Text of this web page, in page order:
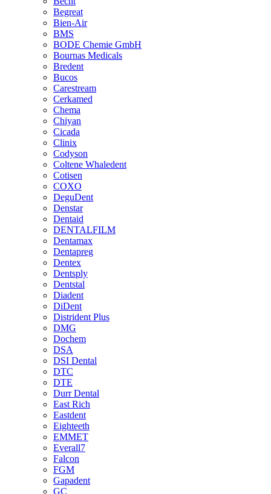
Begreat
Bien-Air
BMS
BODE Chemie GmbH
Bournas Medicals
Bredent
Bucos
Carestream
Cerkamed
Chema
Chiyan
Cicada
Clinix
Codyson
Coltene Whaledent
Cotisen
COXO
DeguDent
Denstar
Dentaid
DENTALFILM
Dentamax
Dentapreg
Dentex
Dentsply
Dentstal
Diadent
DiDent
Distrident Plus
DMG
Dochem
DSA
DSI Dental
DTC
DTE
Durr Dental
East Rich
Eastdent
Eighteeth
EMMET
Everall7
Falcon
FGM
Gapadent
GC